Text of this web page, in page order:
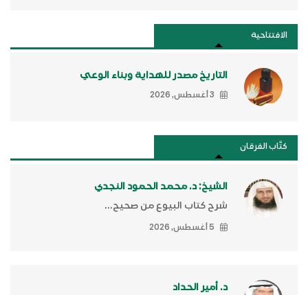
الافتتاحية
التاريخ مصدر للهداية وبناء الوعي
3 أغسطس, 2026
كتَّاب الفرقان
الشيخ: د. محمد الحمود النجدي
شرح كتاب البيوع من صحيح...
5 أغسطس, 2026
د. أمير الحداد